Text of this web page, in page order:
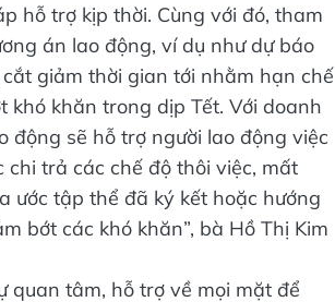
hỗ trợ kịp thời. Cùng với đó, tham
án lao động, ví dụ như dự báo
giảm thời gian tới nhằm hạn chế
khó khăn trong dịp Tết. Với doanh
động sẽ hỗ trợ người lao động việc
trả các chế độ thôi việc, mất
ước tập thể đã ký kết hoặc hướng
bớt các khó khăn”, bà Hồ Thị Kim